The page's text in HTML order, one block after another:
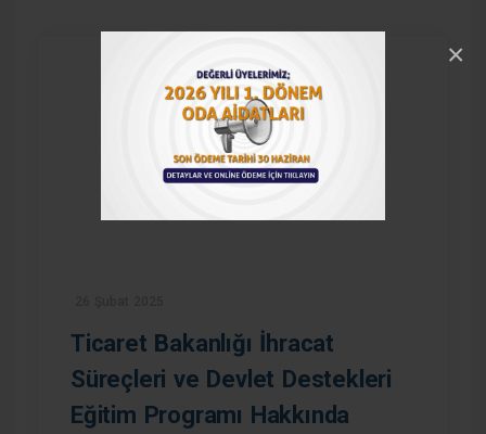
×
Ticaret Bakanlığı İhracat
Süreçleri ve Devlet Destekleri
Eğitim Programı Hakkında